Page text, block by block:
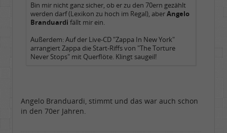
Bin mir nicht ganz sicher, ob er zu den 70ern gezählt
werden darf (Lexikon zu hoch im Regal), aberAngelo
Branduardi fällt mir ein.
Außerdem: Auf der Live-CD "Zappa In New York"
arrangiert Zappa die Start-Riffs von "The Torture
Never Stops" mit Querflöte. Klingt saugeil!
Angelo Branduardi, stimmt und das war auch schon
in den 70er Jahren.